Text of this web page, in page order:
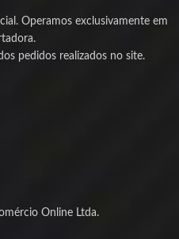
switches 5 pinos. Keycaps em double
shot injection. Case em plástico ABS.
Operamos exclusivamente em
pedidos realizados no site.
Online Ltda.